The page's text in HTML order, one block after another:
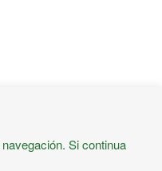
Si continua